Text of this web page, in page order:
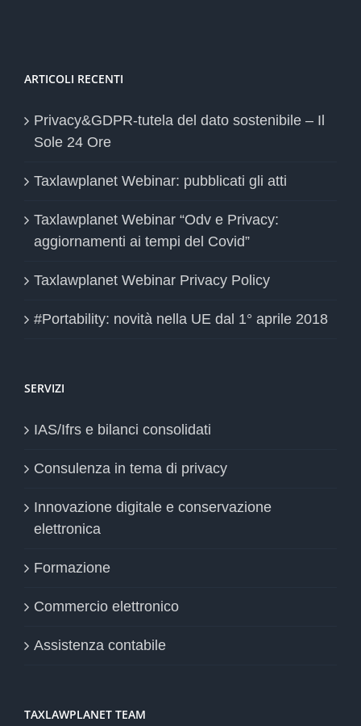
ARTICOLI RECENTI
Privacy&GDPR-tutela del dato sostenibile – Il
Sole 24 Ore
Taxlawplanet Webinar: pubblicati gli atti
Taxlawplanet Webinar “Odv e Privacy:
aggiornamenti ai tempi del Covid”
Taxlawplanet Webinar Privacy Policy
#Portability: novità nella UE dal 1° aprile 2018
SERVIZI
IAS/Ifrs e bilanci consolidati
Consulenza in tema di privacy
Innovazione digitale e conservazione
elettronica
Formazione
Commercio elettronico
Assistenza contabile
TAXLAWPLANET TEAM